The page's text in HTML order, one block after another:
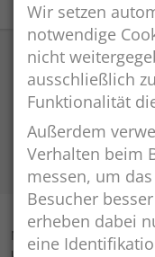
Brücke
19.
2026-06-01
Nach der erfolgten
und Radwegbrücke
Wir setzen
notwendige
nicht
ausschließlich
Funktionalität
Außerdem
Verhalten beim
messen, um
Besucher
erheben dabei
eine